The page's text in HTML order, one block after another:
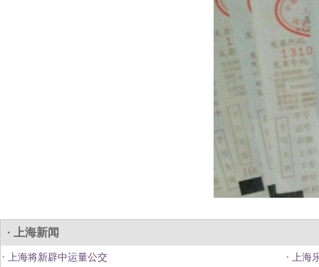
· 上海新闻
· 上海将新辟中运量公交 · 上海